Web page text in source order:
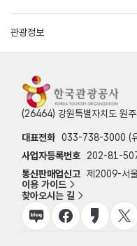
관광정보
(26464) 강원특별자치도 원
대표전화 033-738-3000 (
사업자등록번호
202-81-
통신판매업신고 제2009-서
이용 가이드
찾아오시는 길